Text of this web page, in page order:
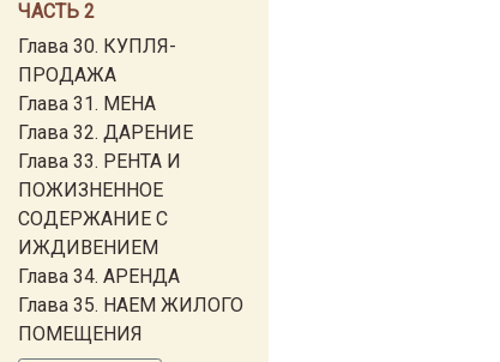
ЧАСТЬ 2
Глава 30. КУПЛЯ-
ПРОДАЖА
Глава 31. МЕНА
Глава 32. ДАРЕНИЕ
Глава 33. РЕНТА И
ПОЖИЗНЕННОЕ
СОДЕРЖАНИЕ С
ИЖДИВЕНИЕМ
Глава 34. АРЕНДА
Глава 35. НАЕМ ЖИЛОГО
ПОМЕЩЕНИЯ